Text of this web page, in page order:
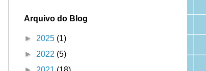
Arquivo do Blog
► 2025 (1)
► 2022 (5)